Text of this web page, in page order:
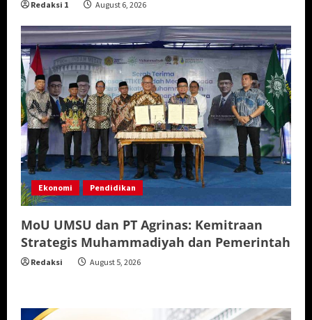
Redaksi 1 August 6, 2026
Ekonomi Pendidikan
MoU UMSU dan PT Agrinas: Kemitraan
Strategis Muhammadiyah dan Pemerintah
Redaksi August 5, 2026